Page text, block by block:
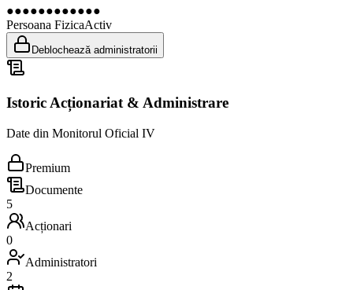
●●●●●●●●●●●●
Persoana FizicaActiv
Deblochează administratorii
Istoric Acționariat & Administrare
Date din Monitorul Oficial IV
Premium
Documente
5
Acționari
0
Administratori
2